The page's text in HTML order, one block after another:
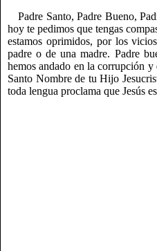
Padre Santo, Padre Bueno,
hoy te pedimos que tengas
estamos oprimidos, por los
padre o de una madre. Padre
hemos andado en la corrupción
Santo Nombre de tu Hijo
toda lengua proclama que Jesús